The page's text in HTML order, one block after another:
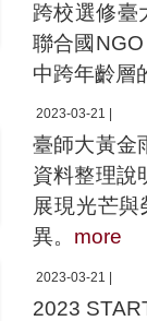
跨校選修臺
聯合國
中跨年齡層
2023-03-21 |
臺師大黃金
資料整理說
展現光芒
異。 more
2023-03-21 |
2023